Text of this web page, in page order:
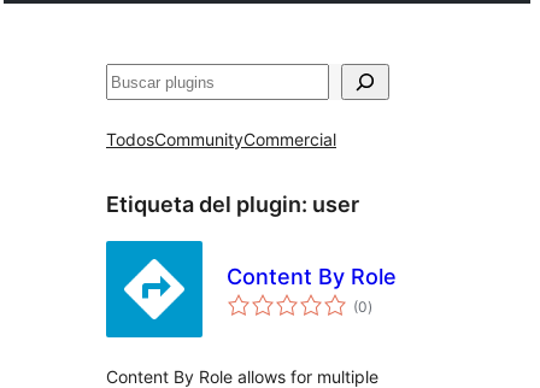
Buscar
TodosCommunityCommercial
Etiqueta del plugin: user
Content By Role
(0total
de
)
Content By Role allows for multiple